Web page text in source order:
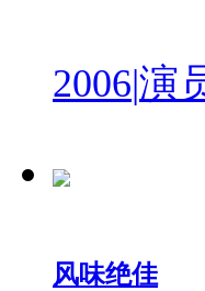
2006|演
风味绝佳